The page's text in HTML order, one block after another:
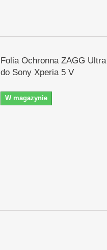
Folia Ochronna ZAGG
do Sony Xperia 5 V
W magazynie